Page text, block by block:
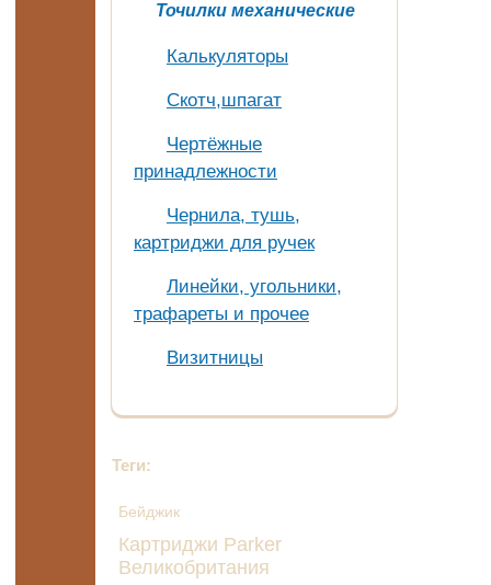
Точилки механические
Калькуляторы
Скотч,шпагат
Чертёжные
принадлежности
Чернила, тушь,
картриджи для ручек
Линейки, угольники,
трафареты и прочее
Визитницы
Теги:
Бейджик
Картриджи Parker
Великобритания